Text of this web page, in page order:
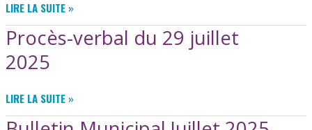
PROCÈS-
VERBAL
DU
07
OCTOBRE
LIRE LA SUITE »
Procès-verbal du 29 juillet
2025
PROCÈS-
VERBAL
LIRE LA SUITE »